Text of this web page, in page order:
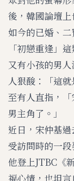
後，韓國論壇
如今的已婚、
「初戀重逢」
又有小孩的男
人狠酸：「這
至有人直指，
男主角了。」
近日，宋仲基
受訪問時的一
他登上JTBC《
福心情，也坦